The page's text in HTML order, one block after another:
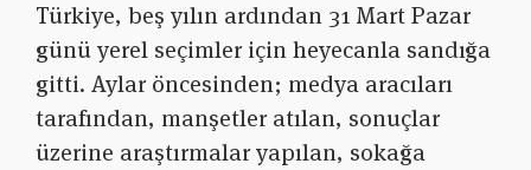
Türkiye, beş yılın ardından 31 Mart Pazar
günü yerel seçimler için heyecanla sandığa
gitti. Aylar öncesinden; medya aracıları
tarafından, manşetler atılan, sonuçlar
üzerine araştırmalar yapılan, sokağa